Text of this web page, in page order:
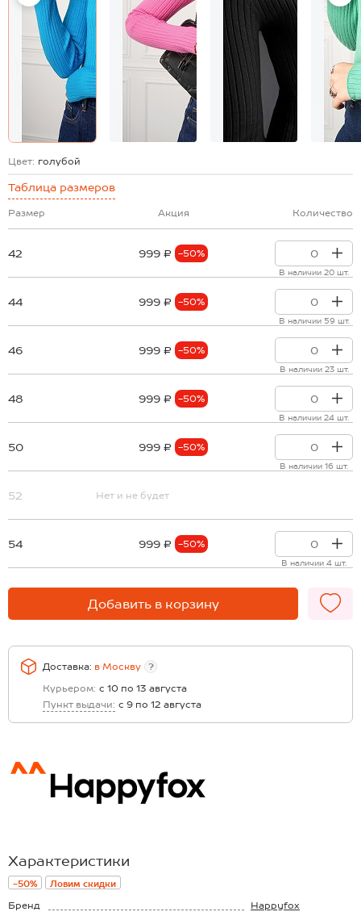
Цвет: голубой
Таблица размеров
Размер Акция Количество
42 999 ₽ -50%
В наличии 20 шт.
44 999 ₽ -50%
В наличии 59 шт.
46 999 ₽ -50%
В наличии 23 шт.
48 999 ₽ -50%
В наличии 24 шт.
50 999 ₽ -50%
В наличии 16 шт.
52 Нет и не будет
54 999 ₽ -50%
В наличии 4 шт.
Добавить в корзину
Доставка: в Москву
?
Курьером: с 10 по 13 августа
Пункт выдачи: с 9 по 12 августа
Характеристики
-50% Ловим скидки
Бренд
Happyfox